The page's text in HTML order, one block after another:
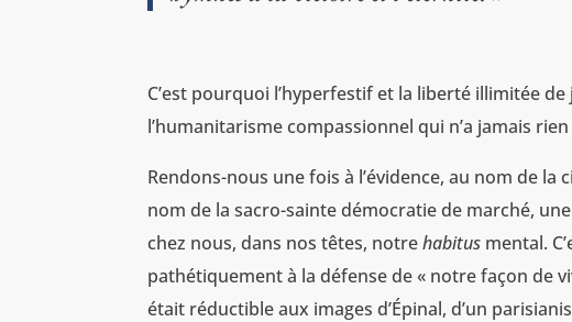
C’est pourquoi l’hyperfestif et la liberté illimitée
l’humanitarisme compassionnel qui n’a jamais
Rendons-nous une fois à l’évidence, au nom de
nom de la sacro-sainte démocratie de marché,
chez nous, dans nos têtes, notrehabitus mental.
pathétiquement à la défense de « notre façon de
était réductible aux images d’Épinal, d’un